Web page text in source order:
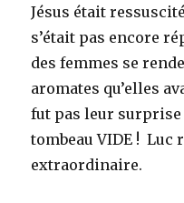
Jésus était
s’était pas encore
des femmes se
aromates qu’elles
fut pas leur
tombeau VIDE ! Luc
extraordinaire.